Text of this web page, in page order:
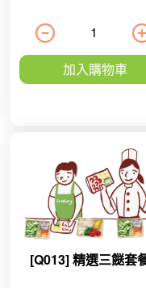
加入購物車
[Q013] 精選三餸套